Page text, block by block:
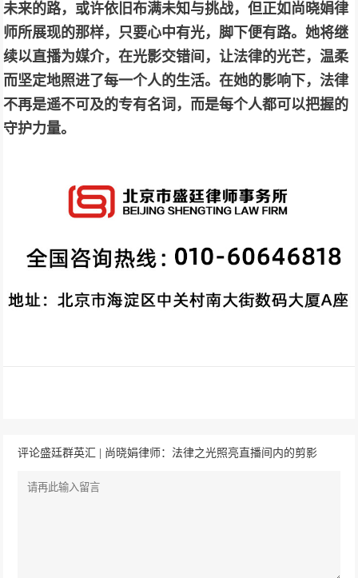
未来的路，或许依旧布满未知与挑战，但正如尚晓娟律
师所展现的那样，只要心中有光，脚下便有路。她将继
续以直播为媒介，在光影交错间，让法律的光芒，温柔
而坚定地照进了每一个人的生活。在她的影响下，法律
不再是遥不可及的专有名词，而是每个人都可以把握的
守护力量。
评论盛廷群英汇 | 尚晓娟律师：法律之光照亮直播间内的剪影